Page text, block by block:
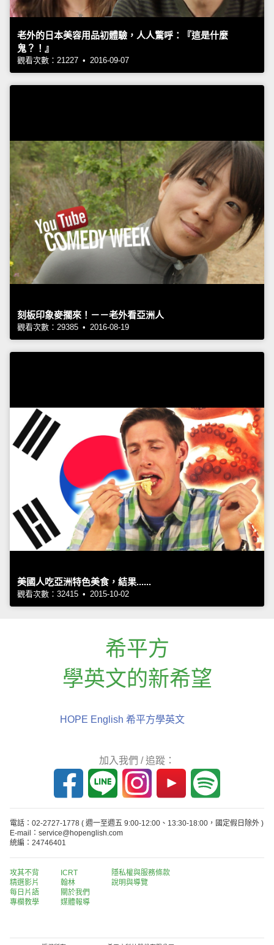
老外的日本美容用品初體驗，人人驚呼：『這是什麼
鬼？！』
觀看次數：21227 • 2016-09-07
刻板印象麥擱來！－－老外看亞洲人
觀看次數：29385 • 2016-08-19
美國人吃亞洲特色美食，結果......
觀看次數：32415 • 2015-10-02
希平方
學英文的新希望
HOPE English 希平方學英文
加入我們 / 追蹤：
電話：02-2727-1778 ( 週一至週五 9:00-12:00、13:30-18:00，國定假日除外 )
E-mail：service@hopenglish.com
統編：24746401
攻其不背
精選影片
每日片語
專欄教學
ICRT
翰林
關於我們
媒體報導
隱私權與服務條款
說明與導覽